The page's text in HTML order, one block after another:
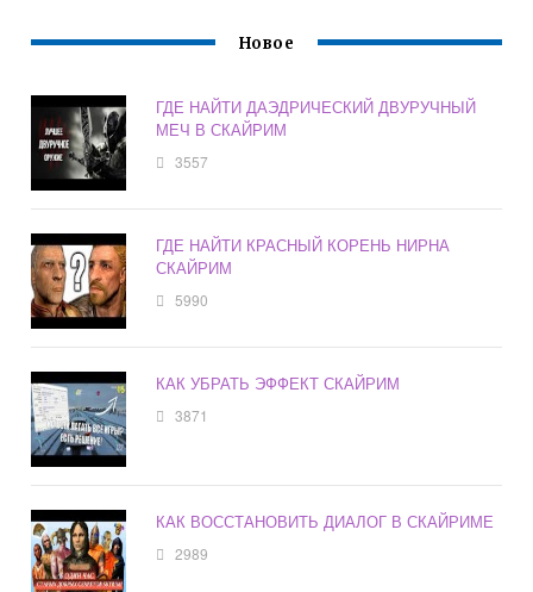
Новое
ГДЕ НАЙТИ ДАЭДРИЧЕСКИЙ ДВУРУЧНЫЙ
МЕЧ В СКАЙРИМ
3557
ГДЕ НАЙТИ КРАСНЫЙ КОРЕНЬ НИРНА
СКАЙРИМ
5990
КАК УБРАТЬ ЭФФЕКТ СКАЙРИМ
3871
КАК ВОССТАНОВИТЬ ДИАЛОГ В СКАЙРИМЕ
2989